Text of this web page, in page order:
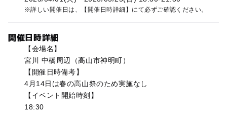
詳しい開催日は、【開催日時詳細】にて必ずご確認ください。
開催日時詳細
【会場名】
宮川 中橋周辺（高山市神明町）
【開催日時備考】
4月14日は春の高山祭のため実施なし
【イベント開始時刻】
18:30